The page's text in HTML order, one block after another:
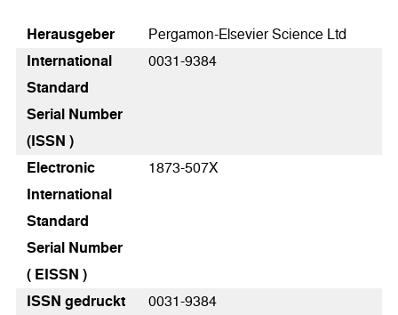
Heraus­geber
Pergamon-Elsevier Science Ltd
International
Standard
Serial Number
(ISSN )
0031-9384
Electronic
International
Standard
Serial Number
( EISSN )
1873-507X
ISSN gedruckt
0031-9384